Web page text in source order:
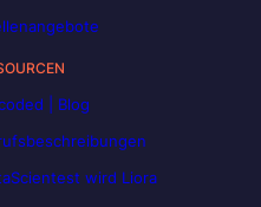
| Blog
wird Liora